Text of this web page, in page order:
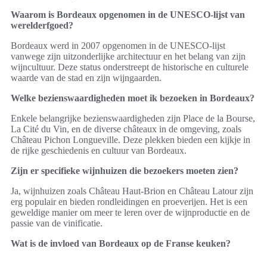
Waarom is Bordeaux opgenomen in de UNESCO-lijst van
werelderfgoed?
Bordeaux werd in 2007 opgenomen in de UNESCO-lijst
vanwege zijn uitzonderlijke architectuur en het belang van zijn
wijncultuur. Deze status onderstreept de historische en culturele
waarde van de stad en zijn wijngaarden.
Welke bezienswaardigheden moet ik bezoeken in Bordeaux?
Enkele belangrijke bezienswaardigheden zijn Place de la Bourse,
La Cité du Vin, en de diverse châteaux in de omgeving, zoals
Château Pichon Longueville. Deze plekken bieden een kijkje in
de rijke geschiedenis en cultuur van Bordeaux.
Zijn er specifieke wijnhuizen die bezoekers moeten zien?
Ja, wijnhuizen zoals Château Haut-Brion en Château Latour zijn
erg populair en bieden rondleidingen en proeverijen. Het is een
geweldige manier om meer te leren over de wijnproductie en de
passie van de vinificatie.
Wat is de invloed van Bordeaux op de Franse keuken?